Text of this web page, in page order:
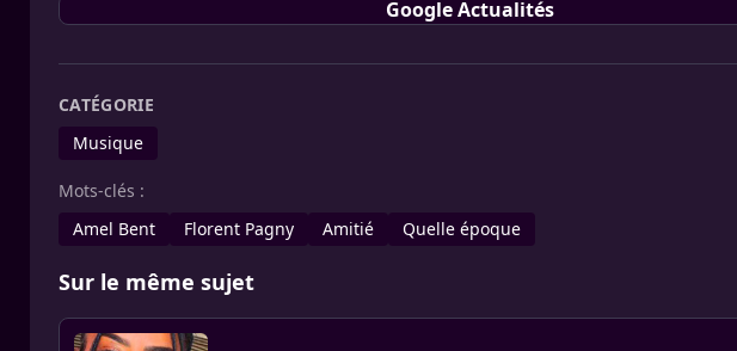
Google Actualités
CATÉGORIE
Musique
Mots-clés :
Amel Bent
Florent Pagny Amitié Quelle époque
Sur le même sujet